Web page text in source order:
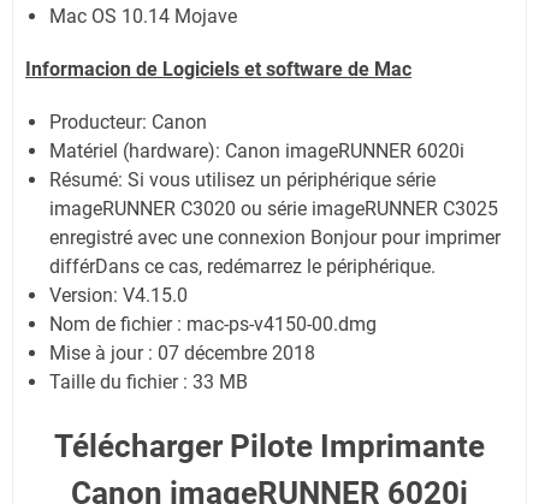
Mac OS 10.14 Mojave
Informacion de Logiciels et software de Mac
Producteur: Canon
Matériel (hardware): Canon imageRUNNER 6020i
Résumé: Si vous utilisez un périphérique série
imageRUNNER C3020 ou série imageRUNNER C3025
enregistré avec une connexion Bonjour pour imprimer
différDans ce cas, redémarrez le périphérique.
Version: V4.15.0
Nom de fichier : mac-ps-v4150-00.dmg
Mise à jour : 07 décembre 2018
Taille du fichier : 33 MB
Télécharger Pilote Imprimante
Canon imageRUNNER 6020i